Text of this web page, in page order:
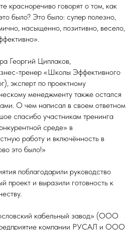
красноречиво говорят о том, как
было? Это было: супер полезно,
насыщенно, позитивно, весело,
Георгий Циплаков,
тренер «Школы Эффективного
эксперт по проектному
менеджменту также остался
О чем написал в своем ответном
спасибо участникам тренинга
среде» в
работу и включённость в
это было!»
поблагодарили руководство
проект и выразили готовность к
кабельный завод» (ООО
компании РУСАЛ и ООО